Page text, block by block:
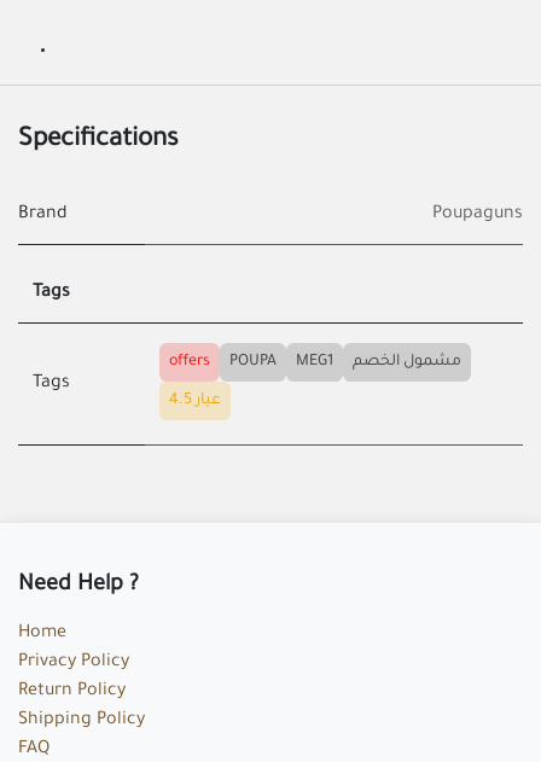
Specifications
Brand Poupaguns
Tags
Tags
offers POUPA MEG1 مشمول الخصم
عيار 4.5
Need Help ?
Home
Privacy Policy
Return Policy
Shipping Policy
FAQ